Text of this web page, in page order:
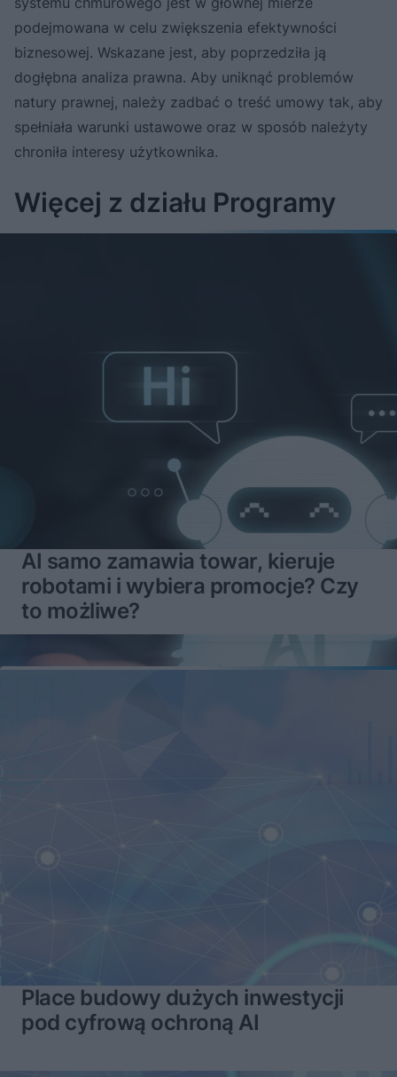
podejmowana w celu zwiększenia efektywności
biznesowej. Wskazane jest, aby poprzedziła ją
dogłębna analiza prawna. Aby uniknąć problemów
natury prawnej, należy zadbać o treść umowy tak, aby
spełniała warunki ustawowe oraz w sposób należyty
chroniła interesy użytkownika.
Więcej z działu Programy
AI samo zamawia towar, kieruje
robotami i wybiera promocje? Czy
to możliwe?
Place budowy dużych inwestycji
pod cyfrową ochroną AI